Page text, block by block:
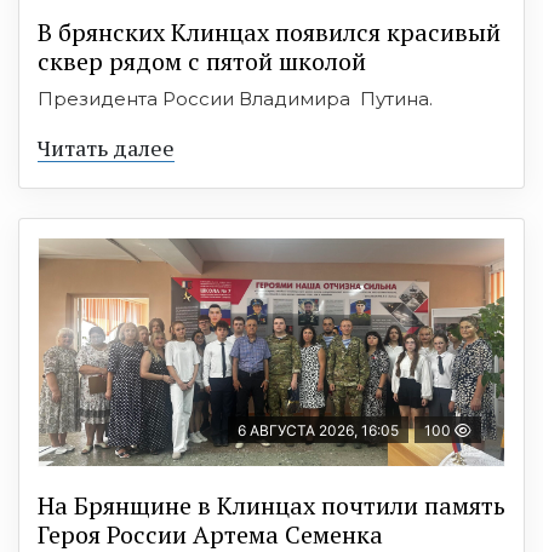
В брянских Клинцах появился красивый
сквер рядом с пятой школой
Президента России Владимира Путина.
Читать далее
6 АВГУСТА 2026, 16:05 100
На Брянщине в Клинцах почтили память
Героя России Артема Семенка